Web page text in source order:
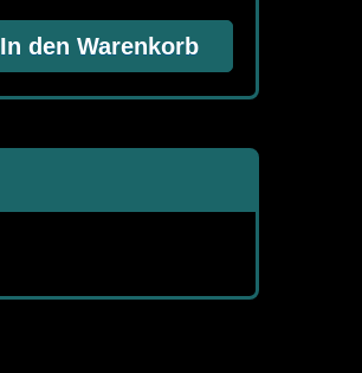
In den Warenkorb